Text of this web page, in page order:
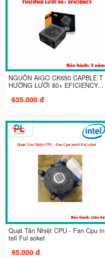
NGUỒN AIGO CK650 CAPBLE T
HƯỜNG LƯỚI 80+ EFICIENCY...
635.000 đ
Quạt Tản Nhiệt CPU - Fan Cpu in
tell Ful soket
95.000 đ